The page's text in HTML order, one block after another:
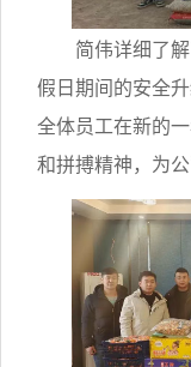
简伟详细了
假日期间的安全
全体员工在新的
和拼搏精神，为